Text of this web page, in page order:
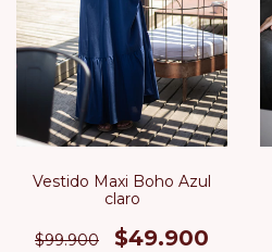
Vestido Maxi Boho Azul
claro
$99.900 $49.900